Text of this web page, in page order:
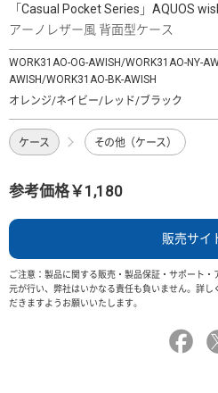
「Casual Pocket Series」AQUOS
アーノレザー風 背面型ケース
WORK31AO-OG-AWISH/WORK31AO-NY-
AWISH/WORK31AO-BK-AWISH
オレンジ/ネイビー/レッド/ブラック
ケース その他（ケース）
参考価格￥1,180
販売サイ
ご注意：製品に関する販売・製品保証・サポート
元が行い、弊社はいかなる責任も負いません。詳
だきますようお願いいたします。